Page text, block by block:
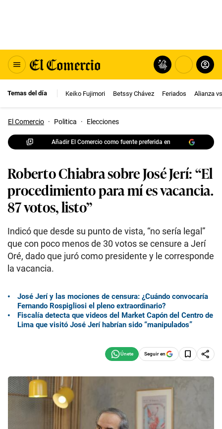
Temas del día Keiko Fujimori Betssy Chávez Feriados Alianza
El Comercio · Politica · Elecciones
Añadir El Comercio como fuente preferida en
Roberto Chiabra sobre José Jerí: “El
procedimiento para mí es vacancia.
87 votos, listo”
Indicó que desde su punto de vista, “no sería legal”
que con poco menos de 30 votos se censure a Jerí
Oré, dado que juró como presidente y le corresponde
la vacancia.
José Jerí y las mociones de censura: ¿Cuándo convocaría
Fernando Rospigliosi el pleno extraordinario?
Fiscalía detecta que videos del Market Capón del Centro de
Lima que visitó José Jerí habrían sido “manipulados”
Seguir en